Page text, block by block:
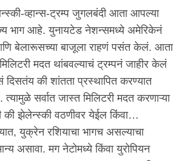
व्हान्स-ट्रम्प जुगलबंदी आता आपल्या
भाग आहे. युनायटेड नेशन्समध्ये अमेरिकेनं
आणि बेलारूसच्या बाजूला राहणं पसंत केलं. आता
मदत थांबवल्याचं ट्रम्पनं जाहीर केलं
की शांतता प्रस्थापित करण्यात
सर्वात जास्त मिलिटरी मदत करणाऱ्या
की झेलेन्स्की वठणीवर येईल किंवा…
युक्रेन रशियाचा भागच असल्याचा
असावा. मग नेटोमध्ये किंवा युरोपियन